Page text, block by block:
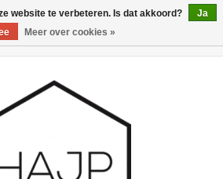
website te verbeteren. Is dat akkoord?
Ja
Meer over cookies »